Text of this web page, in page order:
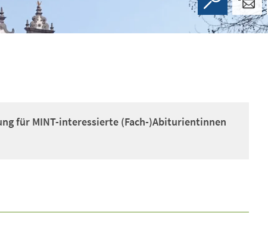
für MINT-interessierte (Fach-)Abiturientinnen